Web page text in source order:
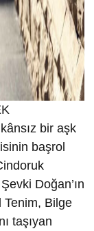
bir aşk
başrol
Doğan’ın
Tenim, Bilge
taşıyan